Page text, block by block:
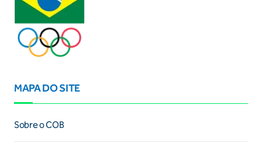
MAPA DO SITE
Sobre o COB